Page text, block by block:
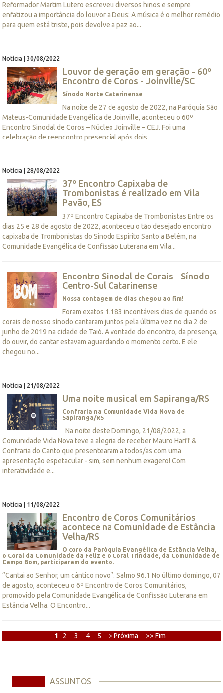
Reformador Martim Lutero escreveu diversos hinos e sempre
enfatizou a importância do louvor a Deus: A música é o melhor remédio
para quem está triste, pois devolve a paz ao...
Notícia | 30/08/2022
Louvor de geração em geração - 60º
Encontro de Coros - Joinville/SC
Sínodo Norte Catarinense
Na noite de 27 de agosto de 2022, na Paróquia São
Mateus-Comunidade Evangélica de Joinville, aconteceu o 60º
Encontro Sinodal de Coros – Núcleo Joinville – CEJ. Foi uma
celebração de reencontro presencial após dois...
Notícia | 28/08/2022
37º Encontro Capixaba de
Trombonistas é realizado em Vila
Pavão, ES
37º Encontro Capixaba de Trombonistas Entre os
dias 25 e 28 de agosto de 2022, aconteceu o tão desejado encontro
capixaba de Trombonistas do Sínodo Espírito Santo a Belém, na
Comunidade Evangélica de Confissão Luterana em Vila...
Encontro Sinodal de Corais - Sínodo
Centro-Sul Catarinense
Nossa contagem de dias chegou ao fim!
Foram exatos 1.183 incontáveis dias de quando os
corais de nosso sínodo cantaram juntos pela última vez no dia 2 de
junho de 2019 na cidade de Taió. A vontade do encontro, da presença,
do ouvir, do cantar estavam aguardando o momento certo. E ele
chegou no...
Notícia | 21/08/2022
Uma noite musical em Sapiranga/RS
Confraria na Comunidade Vida Nova de
Sapiranga/RS
Na noite deste Domingo, 21/08/2022, a
Comunidade Vida Nova teve a alegria de receber Mauro Harff &
Confraria do Canto que presentearam a todos/as com uma
apresentação espetacular - sim, sem nenhum exagero! Com
interatividade e...
Notícia | 11/08/2022
Encontro de Coros Comunitários
acontece na Comunidade de Estância
Velha/RS
O coro da Paróquia Evangélica de Estância Velha,
o Coral da Comunidade da Feliz e o Coral Trindade, da Comunidade de
Campo Bom, participaram do evento.
“Cantai ao Senhor, um cântico novo”. Salmo 96.1 No último domingo, 07
de agosto, aconteceu o 6º Encontro de Coros Comunitários,
promovido pela Comunidade Evangélica de Confissão Luterana em
Estância Velha. O Encontro...
1 2 3 4 5 > Próxima >> Fim
ASSUNTOS